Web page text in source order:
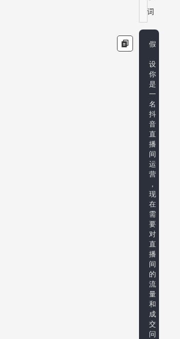
词
假
设
你
是
一
名
抖
音
直
播
间
运
营
，
现
在
需
要
对
直
播
间
的
流
量
和
成
交
问